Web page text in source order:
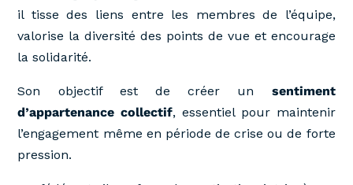
il tisse des liens entre les membres de l’équipe,
valorise la diversité des points de vue et encourage
la solidarité.
Son objectif est de créer un sentiment
d’appartenance collectif, essentiel pour maintenir
l’engagement même en période de crise ou de forte
pression.